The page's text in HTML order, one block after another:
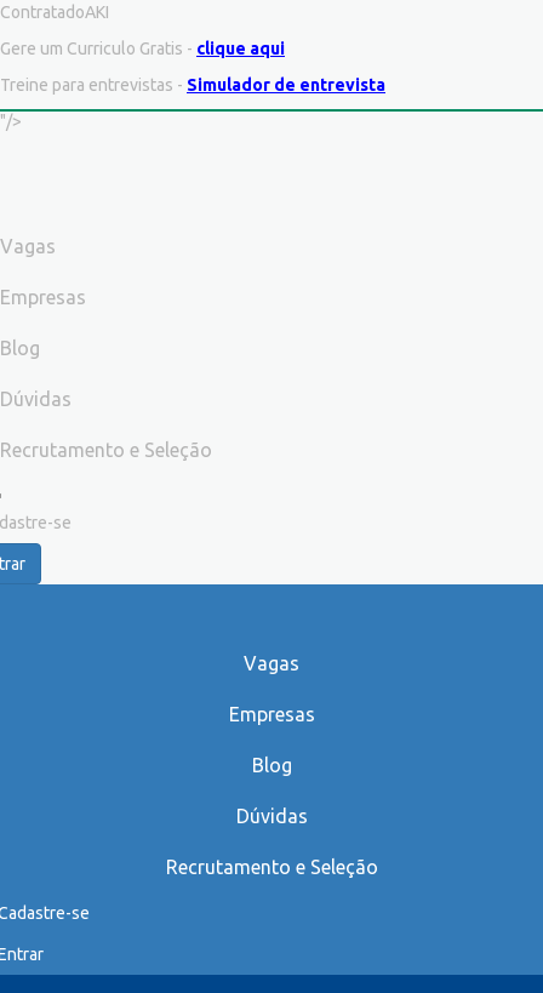
ContratadoAKI
Gere um Curriculo Gratis - clique aqui
Treine para entrevistas - Simulador de entrevista
"/>
Vagas
Empresas
Blog
Dúvidas
Recrutamento e Seleção
se
Vagas
Empresas
Blog
Dúvidas
Recrutamento e Seleção
se